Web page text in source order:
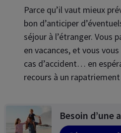
Parce qu’il vaut mieux
bon d’anticiper
séjour à l’étranger. Vous
en vacances, et vous
cas d’accident… en
recours à un
Besoin d’une